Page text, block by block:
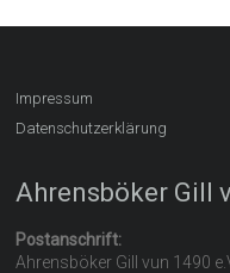
Impressum
Datenschutzerklärung
Ahrensböker Gill
Postanschrift:
Ahrensböker Gill vun 1490